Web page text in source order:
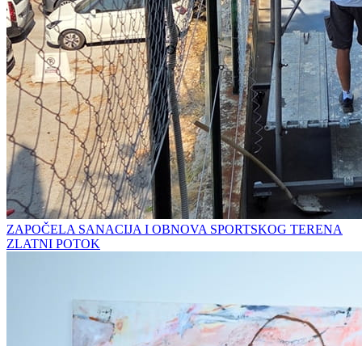
ZAPOČELA SANACIJA I OBNOVA SPORTSKOG TERENA
ZLATNI POTOK